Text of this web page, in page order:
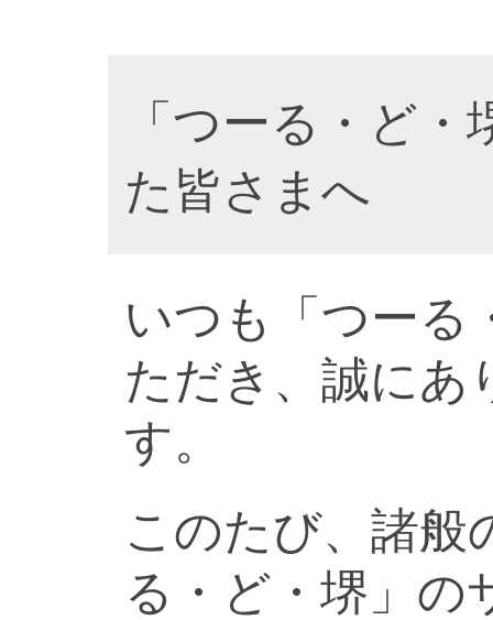
「つーる・ど
た皆さまへ
いつも「つーる
ただき、誠にあ
す。
このたび、諸般
る・ど・堺」の